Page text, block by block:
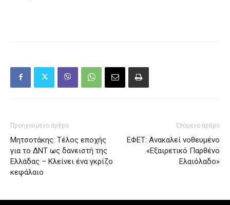
Προηγούμενο άρθρο
Μητσοτάκης: Τέλος εποχής
για το ΔΝΤ ως δανειστή της
Ελλάδας – Κλείνει ένα γκρίζο
κεφάλαιο
Επόμενο άρθρο
ΕΦΕΤ: Ανακαλεί νοθευμένο
«Εξαιρετικό Παρθένο
Ελαιόλαδο»